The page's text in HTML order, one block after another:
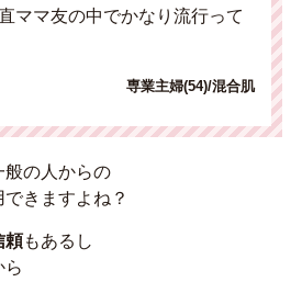
ママ友の中でかなり流行って
専業主婦(54)/混合肌
般の人からの
きますよね？
頼もあるし
ら